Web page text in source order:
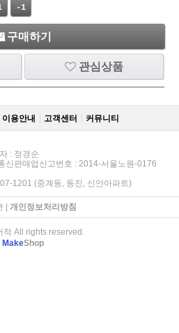
-1
구매하기
관심상품
이용안내 고객센터 커뮤니티
: 정경순
신판매업신고번호 : 2014-서울노원-0176
1201 (중계동, 동진, 신안아파트)
| 개인정보처리방침
All rights reserved.
MakeShop